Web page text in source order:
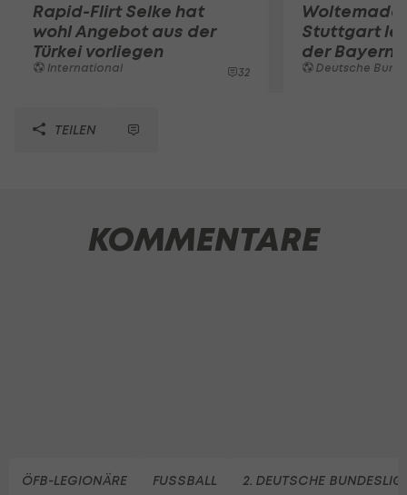
Rapid-Flirt Selke hat
wohl Angebot aus der
Türkei vorliegen
International 32
Stuttgart
der Bayern
Deutsche
TEILEN
KOMMENTARE
ÖFB-LEGIONÄRE FUSSBALL 2. DEUTSCHE